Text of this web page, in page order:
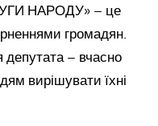
НАРОДУ» – це
громадян.
– вчасно
вирішувати їхні